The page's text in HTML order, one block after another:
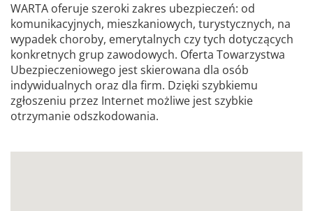
WARTA oferuje szeroki zakres ubezpieczeń: od
komunikacyjnych, mieszkaniowych, turystycznych, na
wypadek choroby, emerytalnych czy tych dotyczących
konkretnych grup zawodowych. Oferta Towarzystwa
Ubezpieczeniowego jest skierowana dla osób
indywidualnych oraz dla firm. Dzięki szybkiemu
zgłoszeniu przez Internet możliwe jest szybkie
otrzymanie odszkodowania.